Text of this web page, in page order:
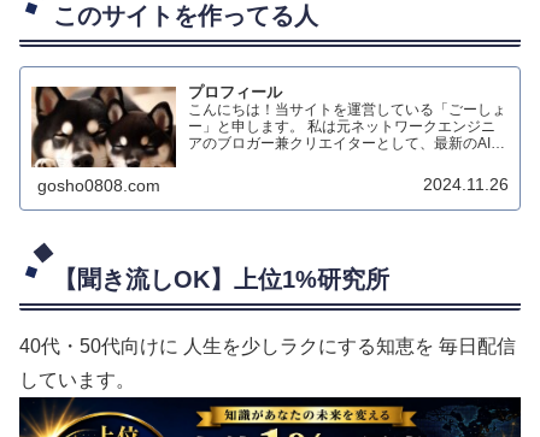
このサイトを作ってる人
プロフィール
こんにちは！当サイトを運営している「ごーしょ
ー」と申します。 私は元ネットワークエンジニ
アのブロガー兼クリエイターとして、最新のAIテ
信や、生成AIによる動画制作、オリジナルハンド
メイド作品の制作などを行っています。
gosho0808.com 2024.11.26
【聞き流しOK】上位1%研究所
40代・50代向けに 人生を少しラクにする知恵を 毎日配信
しています。